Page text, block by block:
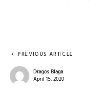
PREVIOUS ARTICLE
Dragos Blaga
April 15, 2020